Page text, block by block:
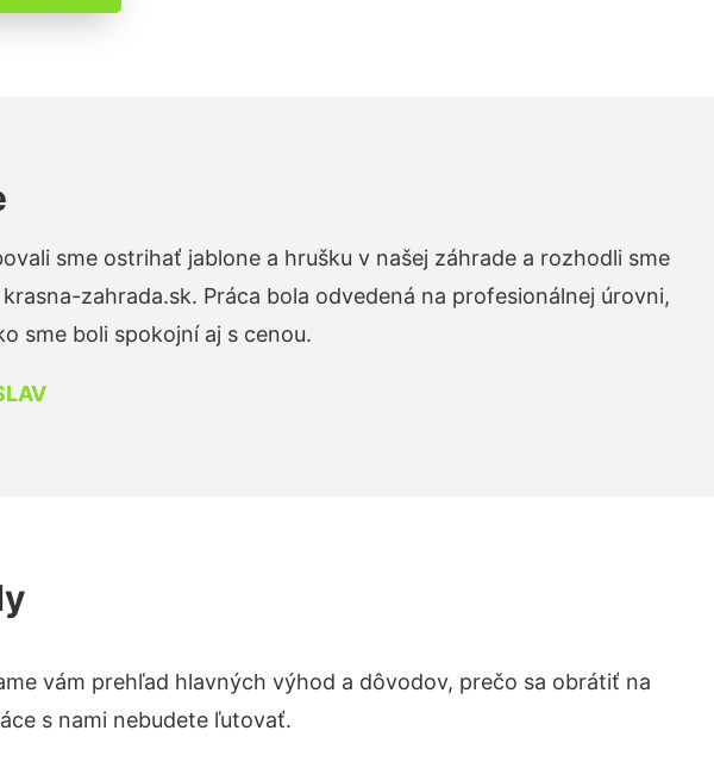
sme ostrihať jablone a hrušku v našej záhrade a rozhodli sme
krasna-zahrada.sk. Práca bola odvedená na profesionálnej úrovni,
sme boli spokojní aj s cenou.
vám prehľad hlavných výhod a dôvodov, prečo sa obrátiť na
s nami nebudete ľutovať.